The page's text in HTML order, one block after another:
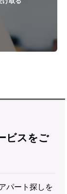
ビスをご
パート探しを